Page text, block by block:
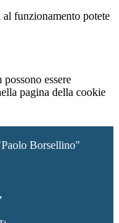
al funzionamento potete
essere
pagina della cookie
Borsellino"